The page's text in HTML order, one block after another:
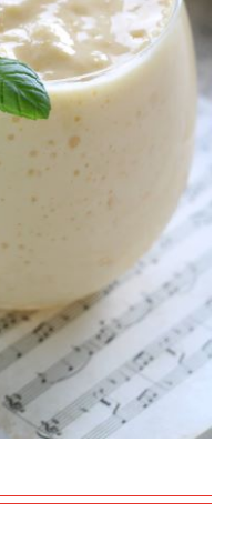
BENEFICIARI
AZIENDE